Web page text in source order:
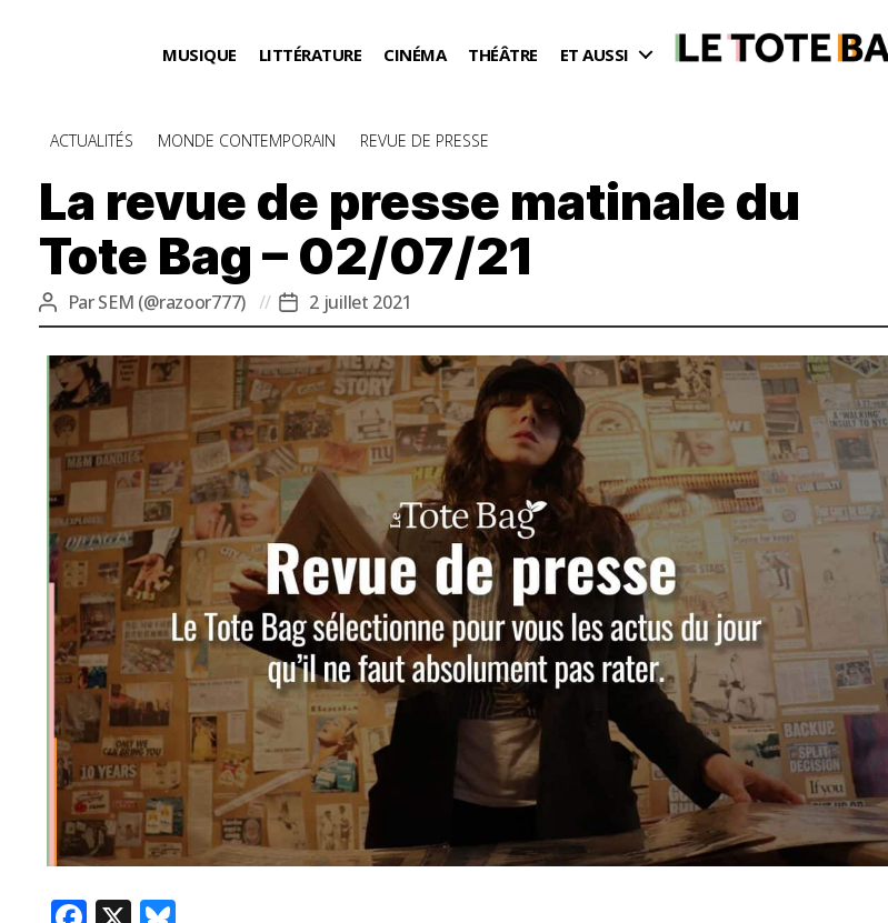
MUSIQUE LITTÉRATURE CINÉMA THÉÂTRE ET AUSSI
Catégories
ACTUALITÉS MONDE CONTEMPORAIN REVUE DE PRESSE
La revue de presse matinale du
Tote Bag – 02/07/21
Auteur
de
l’article
ParSEM (@razoor777)
Date
de
l’article
2 juillet 2021